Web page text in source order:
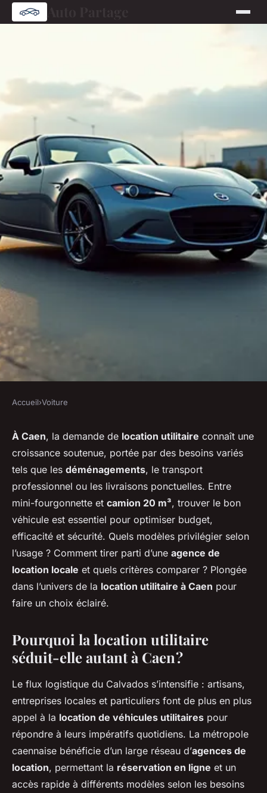
Location utilitaire à caen : tout
savoir pour bien choisir son
véhicule
Enzo•6 janvier 2026 •7 min de lecture
Accueil›Voiture
À Caen, la demande de location utilitaire connaît une
croissance soutenue, portée par des besoins variés
tels que les déménagements, le transport
professionnel ou les livraisons ponctuelles. Entre
mini-fourgonnette et camion 20 m³, trouver le bon
véhicule est essentiel pour optimiser budget,
efficacité et sécurité. Quels modèles privilégier selon
l’usage ? Comment tirer parti d’une agence de
location locale et quels critères comparer ? Plongée
dans l’univers de la location utilitaire à Caen pour
faire un choix éclairé.
Pourquoi la location utilitaire
séduit-elle autant à Caen ?
Le flux logistique du Calvados s’intensifie : artisans,
entreprises locales et particuliers font de plus en plus
appel à la location de véhicules utilitaires pour
répondre à leurs impératifs quotidiens. La métropole
caennaise bénéficie d’un large réseau d’agences de
location, permettant la réservation en ligne et un
accès rapide à différents modèles selon les besoins